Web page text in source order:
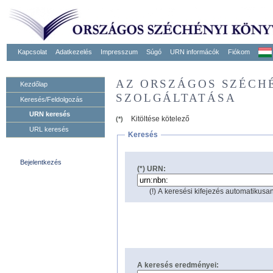
Kapcsolat Adatkezelés Impresszum Súgó URN informácók Fiókom
Kezdőlap
Keresés/Feldolgozás
URN keresés
URL keresés
Bejelentkezés
AZ ORSZÁGOS
SZOLGÁLTATÁSA
(*)
Kitöltése kötelező
Keresés
(*) URN:
(!) A keresési kifejezés
A keresés eredményei: